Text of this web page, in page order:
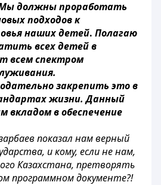
Мы должныпроработать
подходов к
наших детей. Полагаю
всех детей в
всем спектром
закрепить этов
жизни. Данный
вкладом в обеспечение
показал нам верный
и кому, если не нам,
Казахстана, претворять
программном документе?!